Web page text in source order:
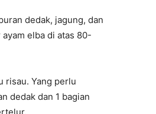
dedak, jagung, dan
elba di atas 80-
risau. Yang perlu
dedak dan 1 bagian